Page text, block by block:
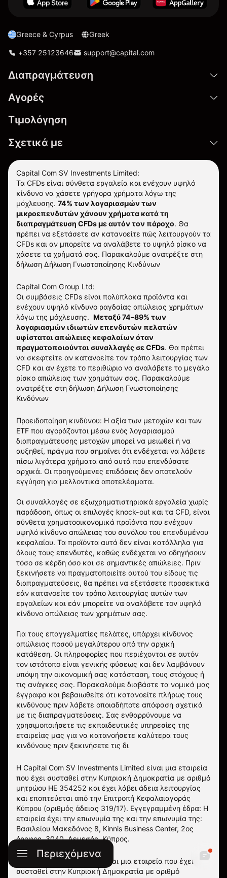
Περιεχόμενα
Greece & Cyrpus Greek
+357 25123646 support@capital.com
Διαπραγμάτευση
Αγορές
Τιμολόγηση
Σχετικά με
Capital Com SV Investments Limited:
Τα CFDs είναι σύνθετα εργαλεία και ενέχουν υψηλό
κίνδυνο να χάσετε γρήγορα χρήματα λόγω της
μόχλευσης. 74% των λογαριασμών των
μικροεπενδυτών χάνουν χρήματα κατά τη
διαπραγμάτευση CFDs με αυτόν τον πάροχο. Θα
πρέπει να εξετάσετε αν κατανοείτε πώς λειτουργούν τα
CFDs και αν μπορείτε να αναλάβετε το υψηλό ρίσκο να
χάσετε τα χρήματά σας. Παρακαλούμε ανατρέξτε στη
δήλωση Δήλωση Γνωστοποίησης Κινδύνων
Capital Com Group Ltd:
Οι συμβάσεις CFDs είναι πολύπλοκα προϊόντα και
ενέχουν υψηλό κίνδυνο ραγδαίας απώλειας χρημάτων
λόγω της μόχλευσης. Μεταξύ 74–89% των
λογαριασμών ιδιωτών επενδυτών πελατών
υφίσταται απώλειες κεφαλαίων όταν
πραγματοποιούνται συναλλαγές σε CFDs. Θα πρέπει
να σκεφτείτε αν κατανοείτε τον τρόπο λειτουργίας των
CFD και αν έχετε το περιθώριο να αναλάβετε το μεγάλο
ρίσκο απώλειας των χρημάτων σας. Παρακαλούμε
ανατρέξτε στη δήλωση Δήλωση Γνωστοποίησης
Κινδύνων
Προειδοποίηση κινδύνου: Η αξία των μετοχών και των
ETF που αγοράζονται μέσω ενός λογαριασμού
διαπραγμάτευσης μετοχών μπορεί να μειωθεί ή να
αυξηθεί, πράγμα που σημαίνει ότι ενδέχεται να λάβετε
πίσω λιγότερα χρήματα από αυτά που επενδύσατε
αρχικά. Οι προηγούμενες επιδόσεις δεν αποτελούν
εγγύηση για μελλοντικά αποτελέσματα.
Οι συναλλαγές σε εξωχρηματιστηριακά εργαλεία χωρίς
παράδοση, όπως οι επιλογές knock-out και τα CFD, είναι
σύνθετα χρηματοοικονομικά προϊόντα που ενέχουν
υψηλό κίνδυνο απώλειας του συνόλου του επενδυμένου
κεφαλαίου. Τα προϊόντα αυτά δεν είναι κατάλληλα για
όλους τους επενδυτές, καθώς ενδέχεται να οδηγήσουν
τόσο σε κέρδη όσο και σε σημαντικές απώλειες. Πριν
ξεκινήσετε να πραγματοποιείτε αυτού του είδους τις
διαπραγματεύσεις, θα πρέπει να εξετάσετε προσεκτικά
εάν κατανοείτε τον τρόπο λειτουργίας αυτών των
εργαλείων και εάν μπορείτε να αναλάβετε τον υψηλό
κίνδυνο απώλειας των χρημάτων σας.
Για τους επαγγελματίες πελάτες, υπάρχει κίνδυνος
απώλειας ποσού μεγαλύτερου από την αρχική
κατάθεση. Οι πληροφορίες που περιέχονται σε αυτόν
τον ιστότοπο είναι γενικής φύσεως και δεν λαμβάνουν
υπόψη την οικονομική σας κατάσταση, τους στόχους ή
τις ανάγκες σας. Παρακαλούμε διαβάστε τα νομικά μας
έγγραφα και βεβαιωθείτε ότι κατανοείτε πλήρως τους
κινδύνους πριν λάβετε οποιαδήποτε απόφαση σχετικά
με τις διαπραγματεύσεις. Σας ενθαρρύνουμε να
χρησιμοποιήσετε τις εκπαιδευτικές υπηρεσίες της
εταιρείας μας για να κατανοήσετε καλύτερα τους
κινδύνους πριν ξεκινήσετε τις δι
Η Capital Com SV Investments Limited είναι μια εταιρεία
που έχει συσταθεί στην Κυπριακή Δημοκρατία με αριθμό
μητρώου HE 354252 και έχει λάβει άδεια λειτουργίας
και εποπτεύεται από την Επιτροπή Κεφαλαιαγοράς
Κύπρου (αριθμός άδειας 319/17). Εγγεγραμμένη έδρα: Η
εταιρεία έχει την επωνυμία της και την επωνυμία της:
Βασιλείου Μακεδόνος 8, Kinnis Business Center, 2ος
όροφος, 3040, Λεμεσός, Κύπρος.
Η Capital Com Group Ltd είναι μια εταιρεία που έχει
συσταθεί στην Κυπριακή Δημοκρατία με αριθμό